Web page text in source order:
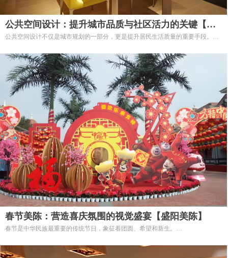
公共空间设计：提升城市品质与社区活力的关键【盛
阳美陈】
公共空间设计不仅是城市规划的一部分，更是提升居民生活质量的重要手段。
强城市的吸引力与文化内涵。
选择我们的公共空间设计服务，让您的城市或社区焕发新的生机，创造一个更宜
居、更美好的环境！
春节美陈：营造喜庆氛围的视觉盛宴【盛阳美陈】
春节是中华民族最重要的传统节日，象征着团圆、希望和新生。
为商场创造出欢庆热烈的购物环境，增强顾客的节日体验。